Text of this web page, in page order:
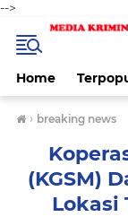
-->
Home
› breaking news
(KGSM)
Lokasi